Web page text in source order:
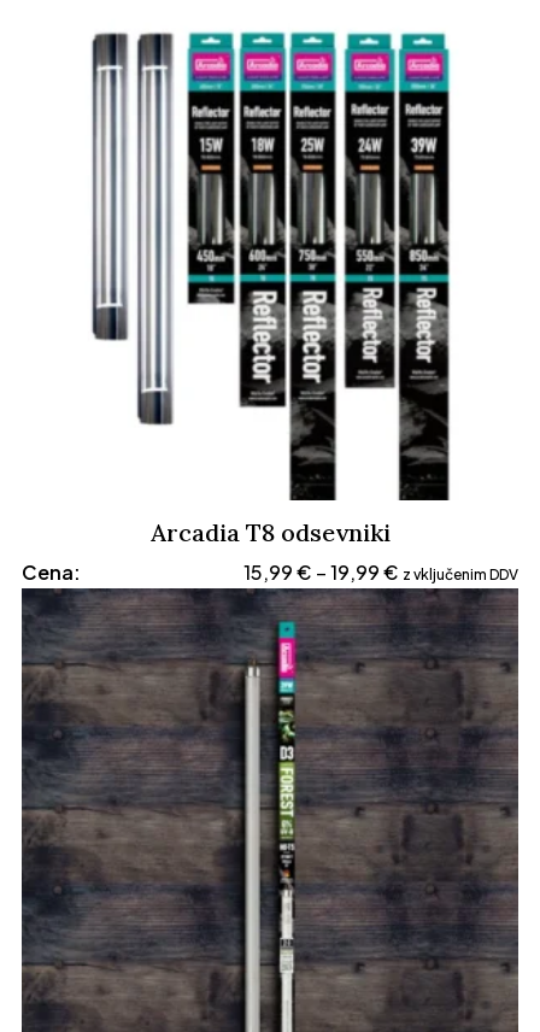
Arcadia T8 odsevniki
Cena: 15,99€ – 19,99€ Cenovni
razpon:
od
15,99 €
z vključenim DDV